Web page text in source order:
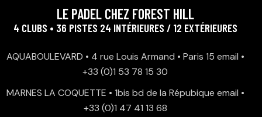
LE PADEL CHEZ FOREST HILL
4 CLUBS • 36 PISTES 24 INTÉRIEURES / 12 EXTÉRIEURES
AQUABOULEVARD • 4 rue Louis Armand • Paris 15 email •
+33 (0)1 53 78 15 30
MARNES LA COQUETTE • 1bis bd de la Répubique email •
+33 (0)1 47 41 13 68